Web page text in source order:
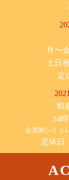
月〜
土日
定
和
24
会員制シミュ
定休